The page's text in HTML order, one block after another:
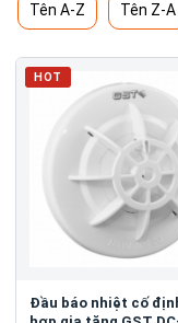
Tên A-Z Tên Z-A
HOT
Đầu báo nhiệt cố